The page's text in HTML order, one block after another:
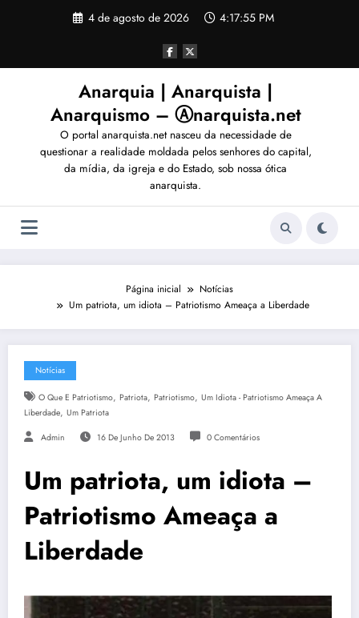
4 de agosto de 2026 4:17:57 PM
Anarquia | Anarquista |
Anarquismo – Ⓐnarquista.net
O portal anarquista.net nasceu da necessidade de
questionar a realidade moldada pelos senhores do capital,
da mídia, da igreja e do Estado, sob nossa ótica
anarquista.
Página inicial
Notícias
Um patriota, um idiota – Patriotismo Ameaça a Liberdade
Notícias
O Que E Patriotismo, Patriota, Patriotismo, Um Idiota - Patriotismo Ameaça A
Liberdade, Um Patriota
Admin 16 De Junho De 2013 0 Comentários
Um patriota, um idiota –
Patriotismo Ameaça a
Liberdade